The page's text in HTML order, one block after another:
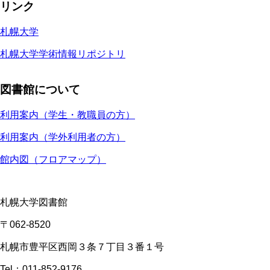
リンク
札幌大学
札幌大学学術情報リポジトリ
図書館について
利用案内（学生・教職員の方）
利用案内（学外利用者の方）
館内図（フロアマップ）
札幌大学図書館
〒062-8520
札幌市豊平区西岡３条７丁目３番１号